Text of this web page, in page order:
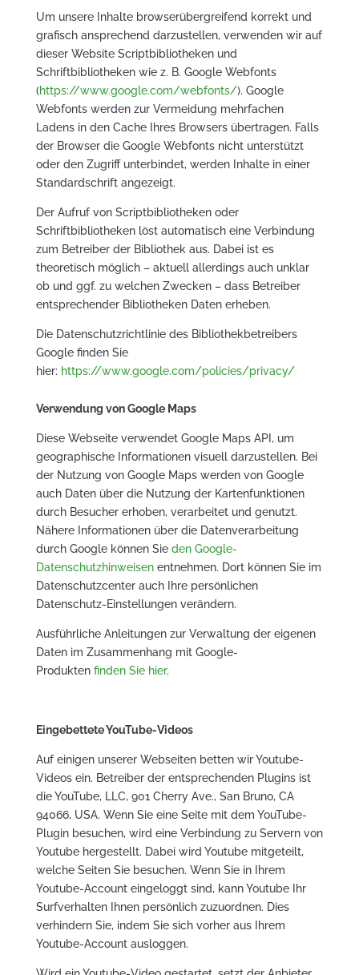
Um unsere Inhalte browserübergreifend korrekt und
grafisch ansprechend darzustellen, verwenden wir auf
dieser Website Scriptbibliotheken und
Schriftbibliotheken wie z. B. Google Webfonts
(https://www.google.com/webfonts/). Google
Webfonts werden zur Vermeidung mehrfachen
Ladens in den Cache Ihres Browsers übertragen. Falls
der Browser die Google Webfonts nicht unterstützt
oder den Zugriff unterbindet, werden Inhalte in einer
Standardschrift angezeigt.
Der Aufruf von Scriptbibliotheken oder
Schriftbibliotheken löst automatisch eine Verbindung
zum Betreiber der Bibliothek aus. Dabei ist es
theoretisch möglich – aktuell allerdings auch unklar
ob und ggf. zu welchen Zwecken – dass Betreiber
entsprechender Bibliotheken Daten erheben.
Die Datenschutzrichtlinie des Bibliothekbetreibers
Google finden Sie
hier: https://www.google.com/policies/privacy/
Verwendung von Google Maps
Diese Webseite verwendet Google Maps API, um
geographische Informationen visuell darzustellen. Bei
der Nutzung von Google Maps werden von Google
auch Daten über die Nutzung der Kartenfunktionen
durch Besucher erhoben, verarbeitet und genutzt.
Nähere Informationen über die Datenverarbeitung
durch Google können Sie den Google-
Datenschutzhinweisen entnehmen. Dort können Sie im
Datenschutzcenter auch Ihre persönlichen
Datenschutz-Einstellungen verändern.
Ausführliche Anleitungen zur Verwaltung der eigenen
Daten im Zusammenhang mit Google-
Produkten finden Sie hier.
Eingebettete YouTube-Videos
Auf einigen unserer Webseiten betten wir Youtube-
Videos ein. Betreiber der entsprechenden Plugins ist
die YouTube, LLC, 901 Cherry Ave., San Bruno, CA
94066, USA. Wenn Sie eine Seite mit dem YouTube-
Plugin besuchen, wird eine Verbindung zu Servern von
Youtube hergestellt. Dabei wird Youtube mitgeteilt,
welche Seiten Sie besuchen. Wenn Sie in Ihrem
Youtube-Account eingeloggt sind, kann Youtube Ihr
Surfverhalten Ihnen persönlich zuzuordnen. Dies
verhindern Sie, indem Sie sich vorher aus Ihrem
Youtube-Account ausloggen.